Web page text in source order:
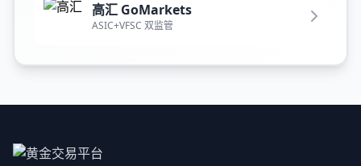
高汇 GoMarkets
ASIC+VFSC 双监管